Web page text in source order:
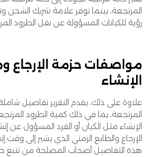
المرتجعة، بينما توفر علامة شريك الشحن
رؤية للكيانات المسؤولة عن نقل الطرود
مواصفات حزمة الإرجاع
الإنشاء
علاوة على ذلك، يقدم التقرير تفاصيل
المرتجعة، بما في ذلك كمية الطرود
الإنشاء مثل الكيان أو الفرد المسؤول عن
الإرجاع والطابع الزمني الذي يشير إلى وقت
هذه التفاصيل أصحاب المصلحة من تتبع